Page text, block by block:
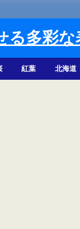
る多彩
紅葉 北海道